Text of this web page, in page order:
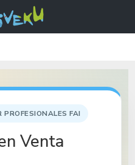
PROFESIONALES FAI
Venta